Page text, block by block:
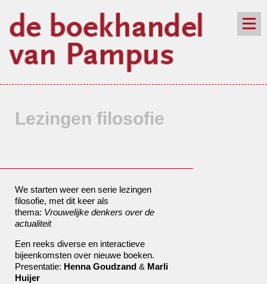
Lezingen filosofie
We starten weer een serie lezingen
filosofie, met dit keer als
thema: Vrouwelijke denkers over de
actualiteit
Een reeks diverse en interactieve
bijeenkomsten over nieuwe boeken.
Presentatie: Henna Goudzand & Marli
Huijer